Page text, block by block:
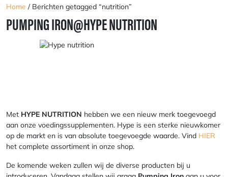
Home / Berichten getagged “nutrition”
PUMPING IRON@HYPE NUTRITION
Met HYPE NUTRITION hebben we een nieuw merk toegevoegd
aan onze voedingssupplementen. Hype is een sterke nieuwkomer
op de markt en is van absolute toegevoegde waarde. Vind HIER
het complete assortiment in onze shop.
De komende weken zullen wij de diverse producten bij u